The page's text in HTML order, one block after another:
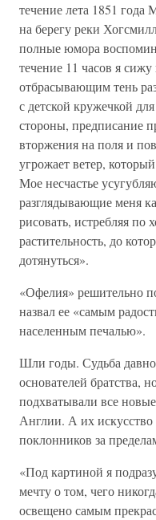
течение лета 1851 года
на берегу реки
полные юмора
течение 11 часов я
отбрасывающим тень
с детской кружечкой
стороны, предписание
вторжения на поля и
угрожает ветер,
Мое несчастье
разглядывающие меня
рисовать, истребляя по
растительность, до
дотянуться».
«Офелия» решительно
назвал ее «самым
населенным печалью».
Шли годы. Судьба
основателей братства,
подхватывали все
Англии. А их искусство
поклонников за
«Под картиной я
мечту о том, чего
освещено самым